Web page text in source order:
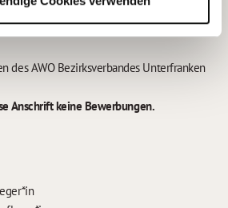
GmbH
des AWO Bezirksverbandes Unterfranken
Anschrift keine Bewerbungen.